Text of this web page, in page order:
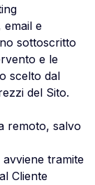
email e
sottoscritto
e le
scelto dal
del Sito.
remoto, salvo
tramite
Cliente